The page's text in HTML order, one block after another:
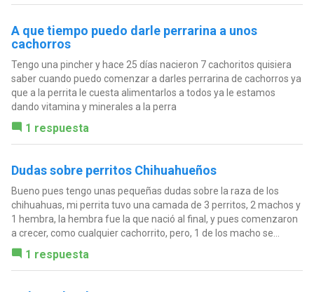
A que tiempo puedo darle perrarina a unos
cachorros
Tengo una pincher y hace 25 días nacieron 7 cachoritos quisiera
saber cuando puedo comenzar a darles perrarina de cachorros ya
que a la perrita le cuesta alimentarlos a todos ya le estamos
dando vitamina y minerales a la perra
1 respuesta
Dudas sobre perritos Chihuahueños
Bueno pues tengo unas pequeñas dudas sobre la raza de los
chihuahuas, mi perrita tuvo una camada de 3 perritos, 2 machos y
1 hembra, la hembra fue la que nació al final, y pues comenzaron
a crecer, como cualquier cachorrito, pero, 1 de los macho se...
1 respuesta